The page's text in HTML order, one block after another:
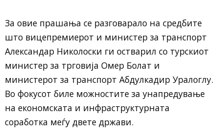
За овие прашања се разговарало на средбите
што вицепремиерот и министер за транспорт
Александар Николоски ги остварил со турскиот
министер за трговија Омер Болат и
министерот за транспорт Абдулкадир Уралоглу.
Во фокусот биле можностите за унапредување
на економската и инфраструктурната
соработка меѓу двете држави.